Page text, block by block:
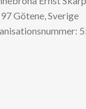
Götene, Sverige